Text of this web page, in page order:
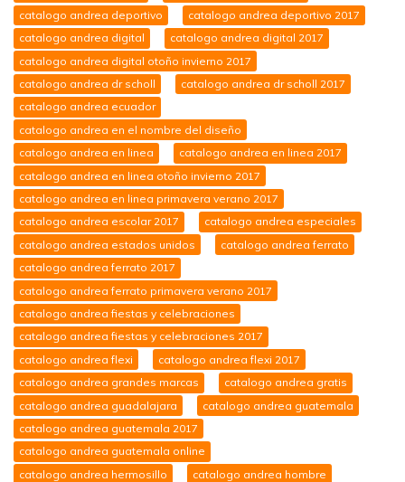
catalogo andrea deportivo
catalogo andrea deportivo 2017
catalogo andrea digital
catalogo andrea digital 2017
catalogo andrea digital otoño invierno 2017
catalogo andrea dr scholl
catalogo andrea dr scholl 2017
catalogo andrea ecuador
catalogo andrea en el nombre del diseño
catalogo andrea en linea
catalogo andrea en linea 2017
catalogo andrea en linea otoño invierno 2017
catalogo andrea en linea primavera verano 2017
catalogo andrea escolar 2017
catalogo andrea especiales
catalogo andrea estados unidos
catalogo andrea ferrato
catalogo andrea ferrato 2017
catalogo andrea ferrato primavera verano 2017
catalogo andrea fiestas y celebraciones
catalogo andrea fiestas y celebraciones 2017
catalogo andrea flexi
catalogo andrea flexi 2017
catalogo andrea grandes marcas
catalogo andrea gratis
catalogo andrea guadalajara
catalogo andrea guatemala
catalogo andrea guatemala 2017
catalogo andrea guatemala online
catalogo andrea hermosillo
catalogo andrea hombre